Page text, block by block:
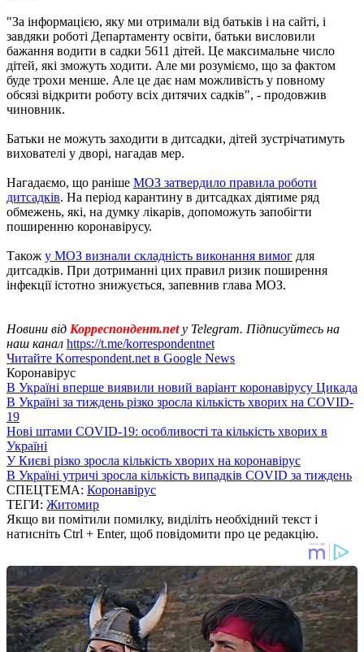
"За інформацією, яку ми отримали від батьків і на сайті, і
завдяки роботі Департаменту освіти, батьки висловили
бажання водити в садки 5611 дітей. Це максимальне число
дітей, які зможуть ходити. Але ми розуміємо, що за фактом
буде трохи менше. Але це дає нам можливість у повному
обсязі відкрити роботу всіх дитячих садків", - продовжив
чиновник.
Батьки не можуть заходити в дитсадки, дітей зустрічатимуть
вихователі у дворі, нагадав мер.
Нагадаємо, що раніше МОЗ затвердило правила роботи
дитсадків. На період карантину в дитсадках діятиме ряд
обмежень, які, на думку лікарів, допоможуть запобігти
поширенню коронавірусу.
Також у МОЗ визнали складність виконання вимог для
дитсадків. При дотриманні цих правил ризик поширення
інфекції істотно знижується, запевнив глава МОЗ.
Новини від Корреспондент.net у Telegram. Підписуйтесь на
наш канал https://t.me/korrespondentnet
Читайте Korrespondent.net в Google News
Коронавірус
В Україні вперше виявили новий варіант коронавірусу Цикада
В Україні за тиждень різко зросла кількість хворих на COVID-
19
Нові штами COVID-19: особливості та кількість хворих в
Україні
У Києві різко зросла кількість хворих на коронавірус
В Україні утричі зросла кількість випадків COVID за тиждень
СПЕЦТЕМА: Коронавірус
ТЕГИ: Житомир
Якщо ви помітили помилку, виділіть необхідний текст і
натисніть Ctrl + Enter, щоб повідомити про це редакцію.